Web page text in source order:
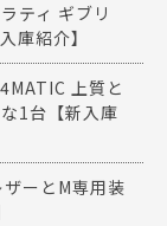
ティ ギブリ
庫紹介】
上質と
1台【新入庫
ーとM専用装